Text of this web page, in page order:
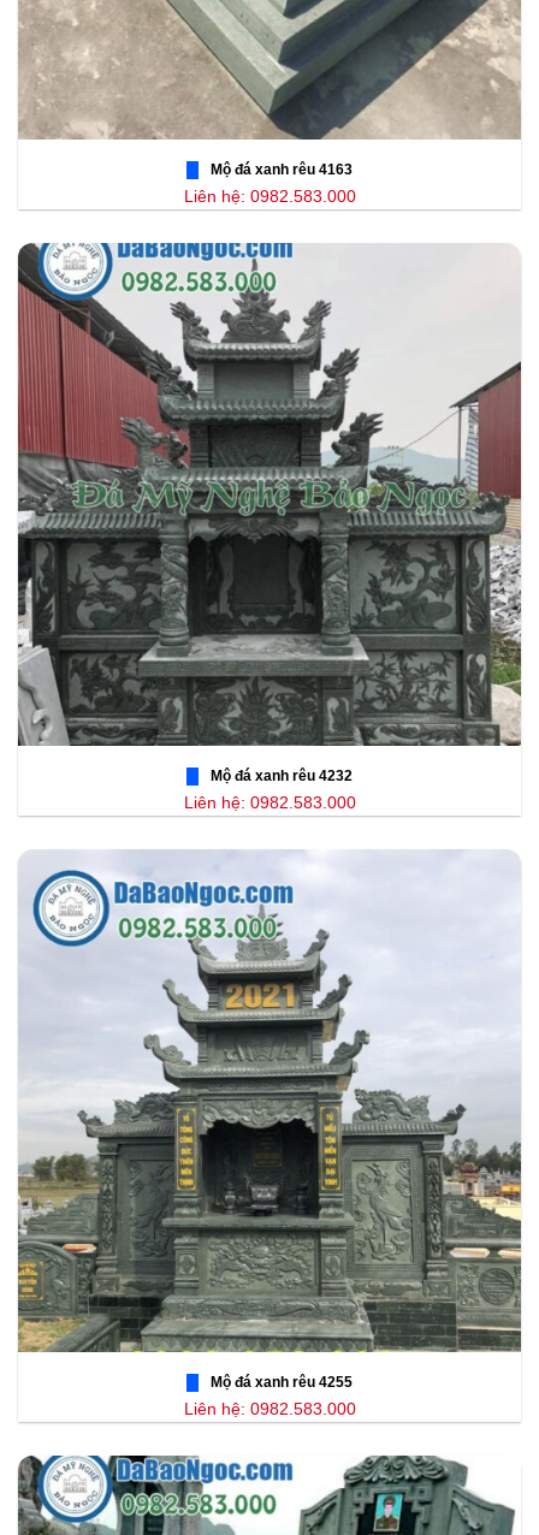
Mộ đá xanh rêu 4163
Liên hệ: 0982.583.000
Mộ đá xanh rêu 4232
Liên hệ: 0982.583.000
Mộ đá xanh rêu 4255
Liên hệ: 0982.583.000